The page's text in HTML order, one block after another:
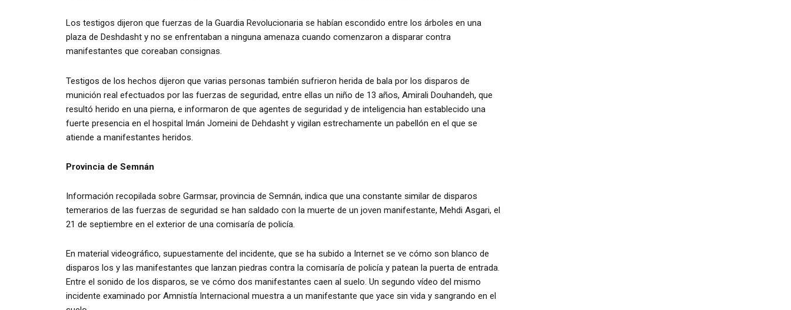
Los testigos dijeron que fuerzas de la Guardia Revolucionaria se habían escondido entre los árboles en una
plaza de Deshdasht y no se enfrentaban a ninguna amenaza cuando comenzaron a disparar contra
manifestantes que coreaban consignas.
Testigos de los hechos dijeron que varias personas también sufrieron herida de bala por los disparos de
munición real efectuados por las fuerzas de seguridad, entre ellas un niño de 13 años, Amirali Douhandeh, que
resultó herido en una pierna, e informaron de que agentes de seguridad y de inteligencia han establecido una
fuerte presencia en el hospital Imán Jomeini de Dehdasht y vigilan estrechamente un pabellón en el que se
atiende a manifestantes heridos.
Provincia de Semnán
Información recopilada sobre Garmsar, provincia de Semnán, indica que una constante similar de disparos
temerarios de las fuerzas de seguridad se han saldado con la muerte de un joven manifestante, Mehdi Asgari, el
21 de septiembre en el exterior de una comisaría de policía.
En material videográfico, supuestamente del incidente, que se ha subido a Internet se ve cómo son blanco de
disparos los y las manifestantes que lanzan piedras contra la comisaría de policía y patean la puerta de entrada.
Entre el sonido de los disparos, se ve cómo dos manifestantes caen al suelo. Un segundo vídeo del mismo
incidente examinado por Amnistía Internacional muestra a un manifestante que yace sin vida y sangrando en el